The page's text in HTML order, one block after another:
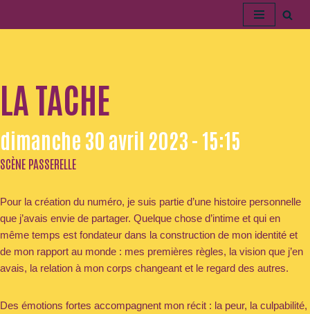
LA TACHE
dimanche 30 avril 2023 - 15:15
SCÈNE PASSERELLE
Pour la création du numéro, je suis partie d’une histoire personnelle
que j’avais envie de partager. Quelque chose d’intime et qui en
même temps est fondateur dans la construction de mon identité et
de mon rapport au monde : mes premières règles, la vision que j’en
avais, la relation à mon corps changeant et le regard des autres.
Des émotions fortes accompagnent mon récit : la peur, la culpabilité,